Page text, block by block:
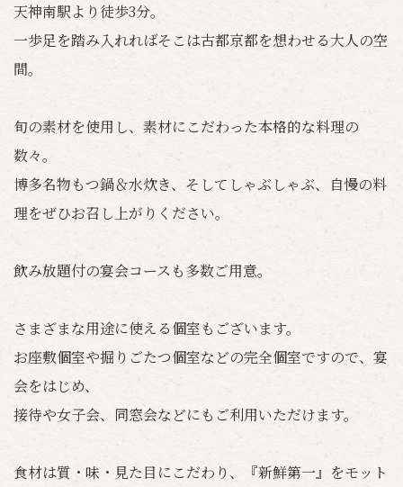
天神南駅より徒歩3分。
一歩足を踏み入れればそこは古都京都を想わせる大人の空
間。
旬の素材を使用し、素材にこだわった本格的な料理の
数々。
博多名物もつ鍋＆水炊き、そしてしゃぶしゃぶ、自慢の料
理をぜひお召し上がりください。
飲み放題付の宴会コースも多数ご用意。
さまざまな用途に使える個室もございます。
お座敷個室や掘りごたつ個室などの完全個室ですので、宴
会をはじめ、
接待や女子会、同窓会などにもご利用いただけます。
食材は質・味・見た目にこだわり、『新鮮第一』をモット